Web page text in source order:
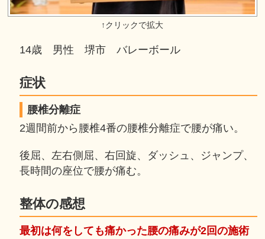
14歳 男性 堺市 バレーボール
症状
腰椎分離症
2週間前から腰椎4番の腰椎分離症で腰が痛い。
後屈、左右側屈、右回旋、ダッシュ、ジャンプ、
長時間の座位で腰が痛む。
整体の感想
最初は何をしても痛かった腰の痛みが2回の施術